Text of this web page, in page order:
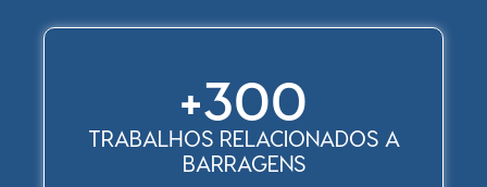
+300
TRABALHOS RELACIONADOS A
BARRAGENS